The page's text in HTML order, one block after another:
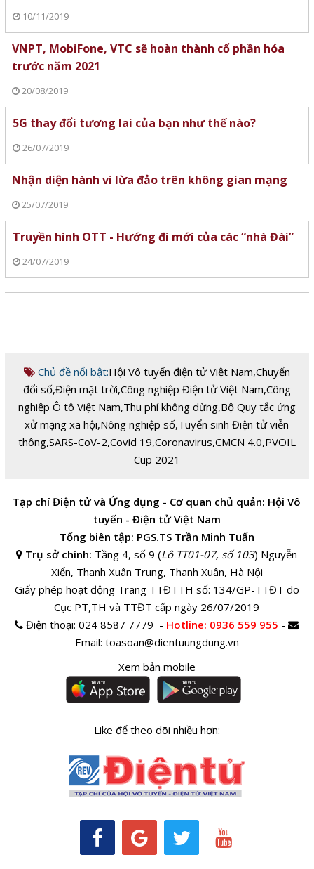
10/11/2019
VNPT, MobiFone, VTC sẽ hoàn thành cổ phần hóa
trước năm 2021
20/08/2019
5G thay đổi tương lai của bạn như thế nào?
26/07/2019
Nhận diện hành vi lừa đảo trên không gian mạng
25/07/2019
Truyền hình OTT - Hướng đi mới của các “nhà Đài”
24/07/2019
Chủ đề nổi bật:Hội Vô tuyến điện tử Việt Nam,Chuyển
đổi số,Điện mặt trời,Công nghiệp Điện tử Việt Nam,Công
nghiệp Ô tô Việt Nam,Thu phí không dừng,Bộ Quy tắc ứng
xử mạng xã hội,Nông nghiệp số,Tuyển sinh Điện tử viễn
thông,SARS-CoV-2,Covid 19,Coronavirus,CMCN 4.0,PVOIL
Cup 2021
Tạp chí Điện tử và Ứng dụng - Cơ quan chủ quản: Hội Vô
tuyến - Điện tử Việt Nam
Tổng biên tập: PGS.TS Trần Minh Tuấn
Trụ sở chính: Tầng 4, số 9 (Lô TT01-07, số 103) Nguyễn
Xiển, Thanh Xuân Trung, Thanh Xuân, Hà Nội
Giấy phép hoạt động Trang TTĐTTH số: 134/GP-TTĐT do
Cục PT,TH và TTĐT cấp ngày 26/07/2019
Điện thoại:024 8587 7779 - Hotline: 0936 559 955 -
Email: toasoan@dientuungdung.vn
Xem bản mobile
Like để theo dõi nhiều hơn: